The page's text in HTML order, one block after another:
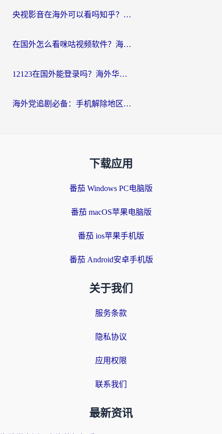
央视影音在海外可以看吗知乎？留学生亲测：3步解决地域限制+追剧自由
在国外怎么看咪咕视频软件？海外党亲测有效的回国加速方案
12123在国外能登录吗？海外华人必看的回国加速实用指南
海外党追剧必备：手机解除地区限制app怎么选？解决央视视频&国内剧地区限制全指南
下载应用
番茄 Windows PC电脑版
番茄 macOS苹果电脑版
番茄 ios苹果手机版
番茄 Android安卓手机版
关于我们
服务条款
隐私协议
应用权限
联系我们
最新资讯